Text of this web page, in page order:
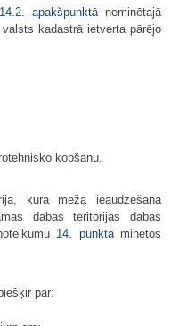
14.2. apakšpunktāneminētajā
kadastrā ietverta pārējo
kopšanu.
kurā meža ieaudzēšana
dabas teritorijas dabas
14. punktāminētos
par: